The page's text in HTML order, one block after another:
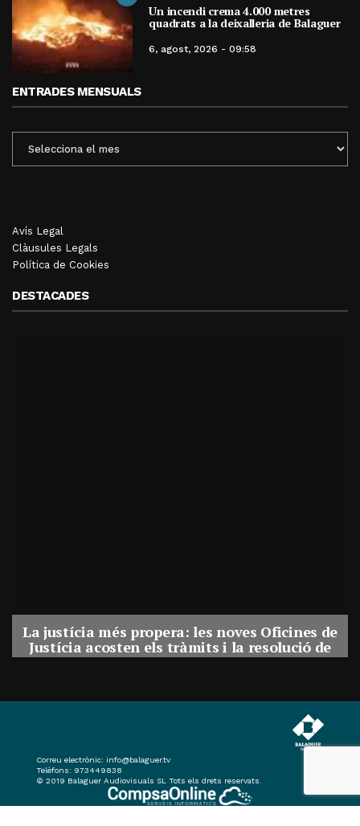
Un incendi crema 4.000 metres
quadrats a la deixalleria de Balaguer
6, agost, 2026 - 09:58
ENTRADES MENSUALS
MENSUALS
Avís Legal
Clàusules Legals
Política de Cookies
DESTACADES
La justícia més propera: les noves Oficines de
Justícia acosten els tràmits i la resolució de
conflictes als municipis de Catalunya
Correu electrònic: info@balaguer.tv
Telèfons: 973449838
© 2019 Balaguer Audiovisuals SL Tots els drets reservats.